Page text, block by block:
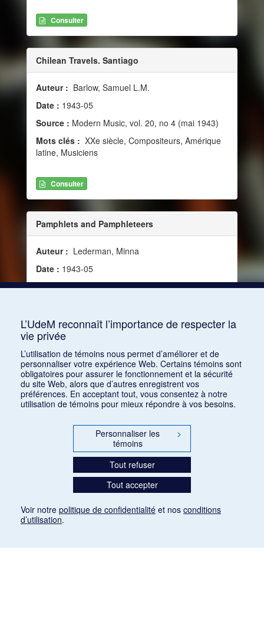
Consulter
Chilean Travels. Santiago
Auteur : Barlow, Samuel L.M.
Date : 1943-05
Source : Modern Music, vol. 20, no 4 (mai 1943)
Mots clés : XXe siècle, Compositeurs, Amérique
latine, Musiciens
Consulter
Pamphlets and Pamphleteers
Auteur : Lederman, Minna
Date : 1943-05
Source :Modern Music, vol. 20, no 4 (mai 1943)
L’UdeM reconnaît l’importance de respecter la
vie privée
L’utilisation de témoins nous permet d’améliorer et de
personnaliser votre expérience Web. Certains témoins sont
obligatoires pour assurer le fonctionnement et la sécurité
du site Web, alors que d’autres enregistrent vos
préférences. En acceptant tout, vous consentez à notre
utilisation de témoins pour mieux répondre à vos besoins.
Personnaliser les
témoins
>
Tout refuser
Tout accepter
Voir notre politique de confidentialité et nos conditions
d’utilisation.